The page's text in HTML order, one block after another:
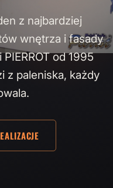
z najbardziej
wnętrza i fasady
od 1995
z paleniska, każdy